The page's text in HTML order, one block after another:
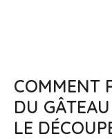
COMMENT
DU
LE